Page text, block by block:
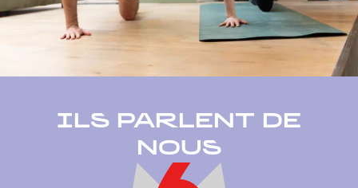
ILS PARLENT DE
NOUS